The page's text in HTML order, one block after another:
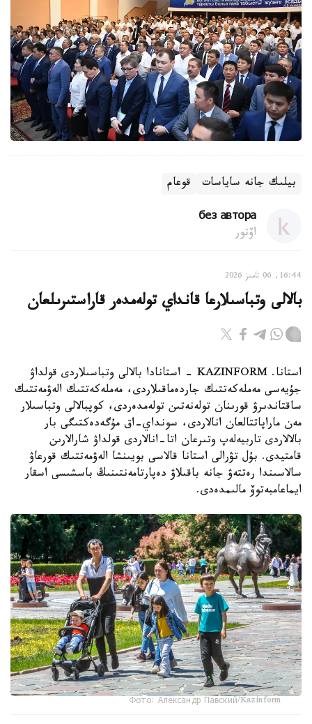
بيلىك جانە ساياسات قوعام
без автора
اۆتور
16:44, 06 تامىز 2026
بالالى وتباسىلارعا قانداي تولەمدەر قاراستىرىلعان
استانا. KAZINFORM - استانادا بالالى وتباسىلاردى قولداۋ
جۇيەسى مەملەكەتتىك جاردەماقىلاردى، مەملەكەتتىك الەۋمەتتىك
ساقتاندىرۋ قورىنان تولەنەتىن تولەمدەردى، كوپبالالى وتباسىلار
مەن ماراپاتتالعان انالاردى، سونداي-اق مۇگەدەكتىگى بار
بالالاردى تاربيەلەپ وتىرعان اتا-انالاردى قولداۋ شارالارىن
قامتيدى. بۇل تۋرالى استانا قالاسى بويىنشا الەۋمەتتىك قورعاۋ
سالاسىندا رەتتەۋ جانە باقىلاۋ دەپارتامەنتىنىڭ باسشىسى اسقار
ايماعامبەتوۆ مالىمدەدى.
Фото: Александр Павский/Kazinform